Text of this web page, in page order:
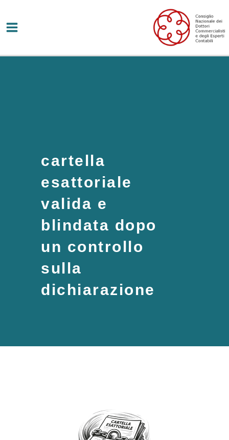
contenuto
cartella
esattoriale
valida e
blindata dopo
un controllo
sulla
dichiarazione